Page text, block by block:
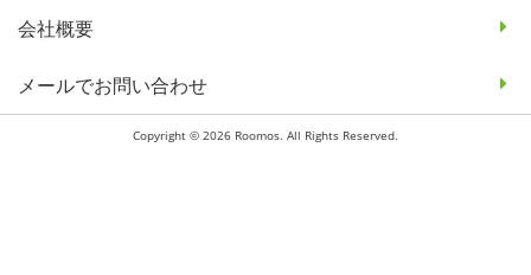
会社概要
メールでお問い合わせ
Copyright © 2026 Roomos. All Rights Reserved.